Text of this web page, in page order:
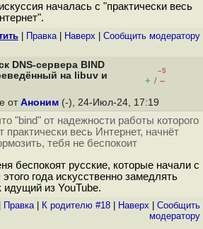
началась с "практически весь
Правка| Наверх Cообщить модератору
DNS-сервера BIND
на libuv и
–5
+ / –
от Аноним (-), 24-Июл-24, 17:19
"bind" от надежности работы которого
практически весь Интернет, начнёт
тебя не беспокоит
беспокоят русские, которые начали с
года искусственно замедлять
идущий из YouTube.
Правка| К родителю #18 Наверх
Cообщить
модератору